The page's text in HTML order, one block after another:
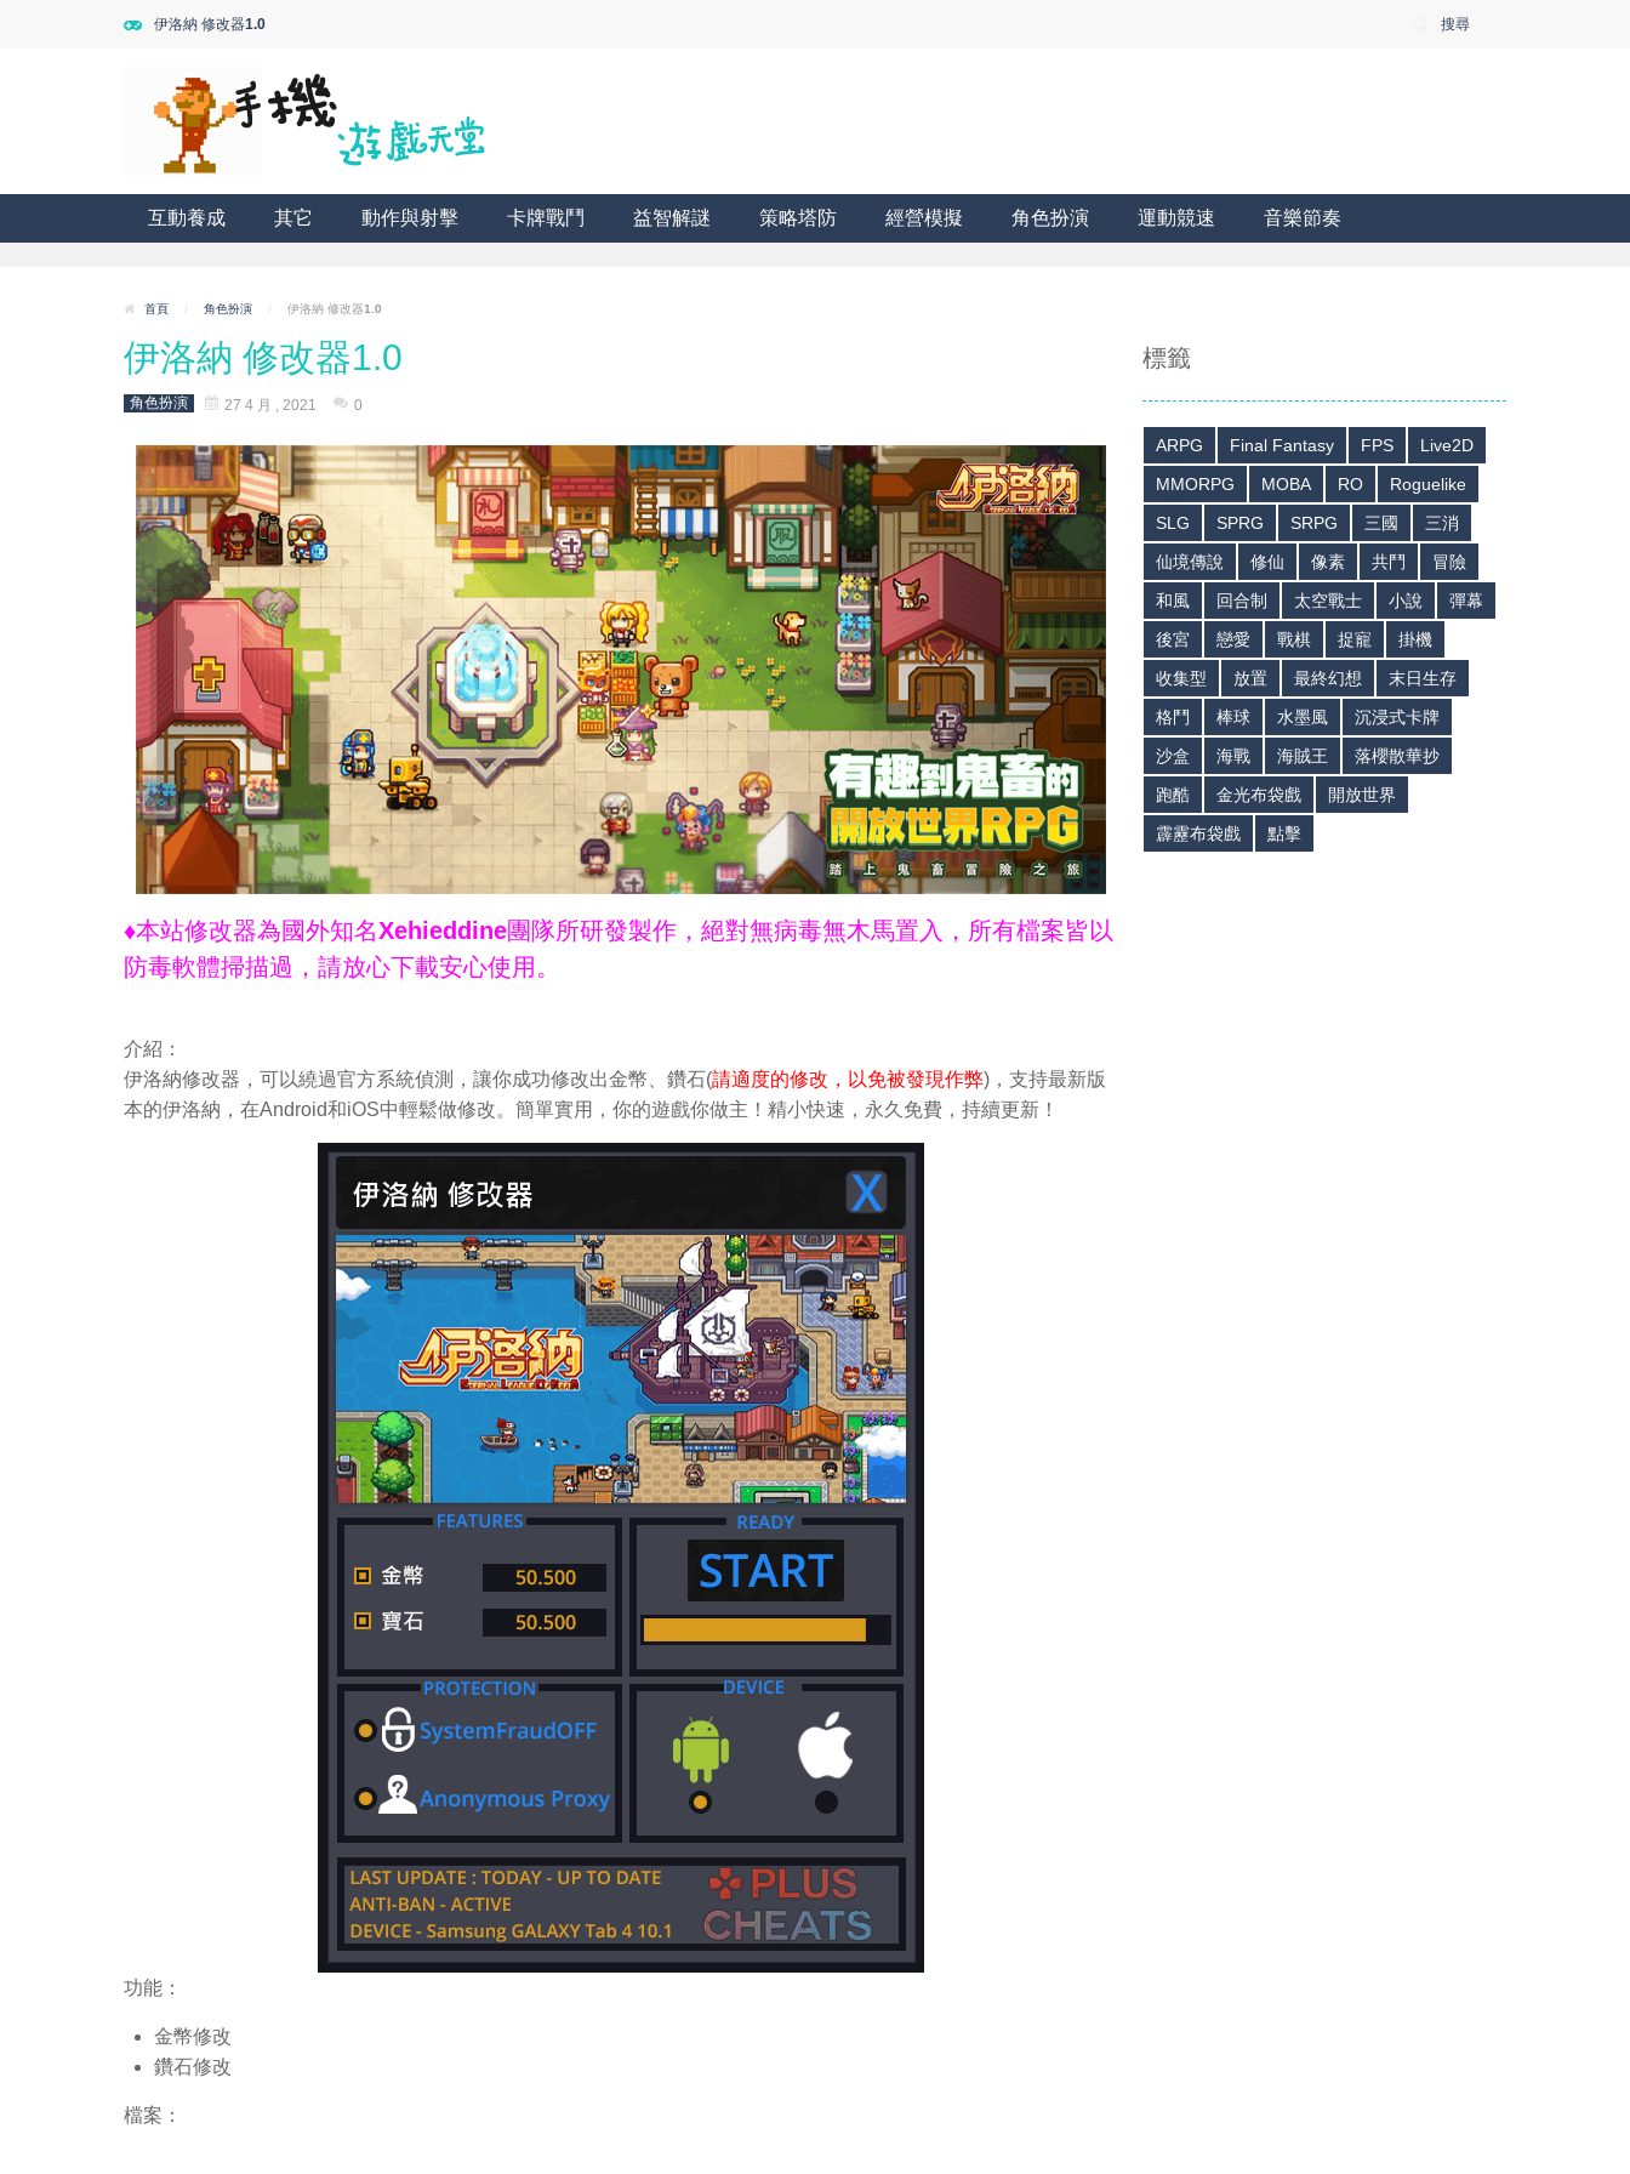
伊洛納 修改器1.0 搜尋
互動養成 其它 動作與射擊 卡牌戰鬥 益智解謎 策略塔防 經營模擬 角色扮演 運動競速 音樂節奏
首頁 / 角色扮演 / 伊洛納 修改器1.0
伊洛納 修改器1.0
角色扮演 27 4 月 , 2021 0
♦本站修改器為國外知名Xehieddine團隊所研發製作，絕對無病毒無木馬置入，所有檔案皆以
防毒軟體掃描過，請放心下載安心使用。
介紹：
伊洛納修改器，可以繞過官方系統偵測，讓你成功修改出金幣、鑽石(請適度的修改，以免被發現作弊)，支持最新版
本的伊洛納，在Android和iOS中輕鬆做修改。簡單實用，你的遊戲你做主！精小快速，永久免費，持續更新！
功能：
金幣修改
鑽石修改
檔案：
標籤
ARPG Final Fantasy FPS
Live2D
MMORPG
MOBA RO
Roguelike
SLG
SPRG SRPG 三國
三消
仙境傳說
修仙 像素 共鬥
冒險
和風
回合制 太空戰士 小說
彈幕
後宮
戀愛 戰棋 捉寵
掛機
收集型
放置 最終幻想
末日生存
格鬥
棒球 水墨風
沉浸式卡牌
沙盒
海戰 海賊王
落櫻散華抄
跑酷
金光布袋戲
開放世界
霹靂布袋戲
點擊